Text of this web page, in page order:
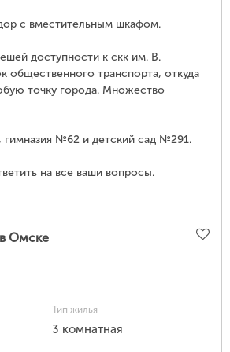
с вместительным шкафом.
доступности к скк им. В.
общественного транспорта, откуда
точку города. Множество
№62 и детский сад №291.
на все ваши вопросы.
Омске
Тип жилья
3 комнатная